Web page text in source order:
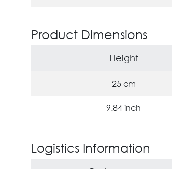
Product Dimensions
Height
25 cm
9.84 inch
Logistics Information
Carton